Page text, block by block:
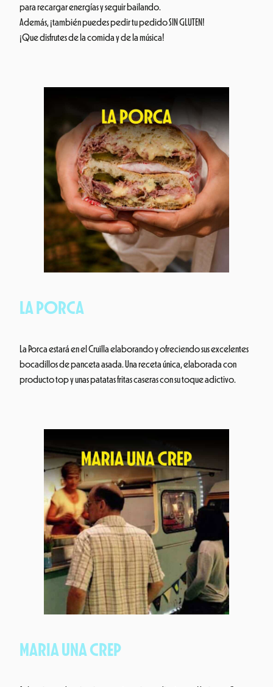
para recargar energías y seguir bailando.
Además, ¡también puedes pedir tu pedido SIN GLUTEN!
¡Que disfrutes de la comida y de la música!
LA PORCA
La Porca estará en el Cruïlla elaborando y ofreciendo sus excelentes
bocadillos de panceta asada. Una receta única, elaborada con
producto top y unas patatas fritas caseras con su toque adictivo.
MARIA UNA CREP